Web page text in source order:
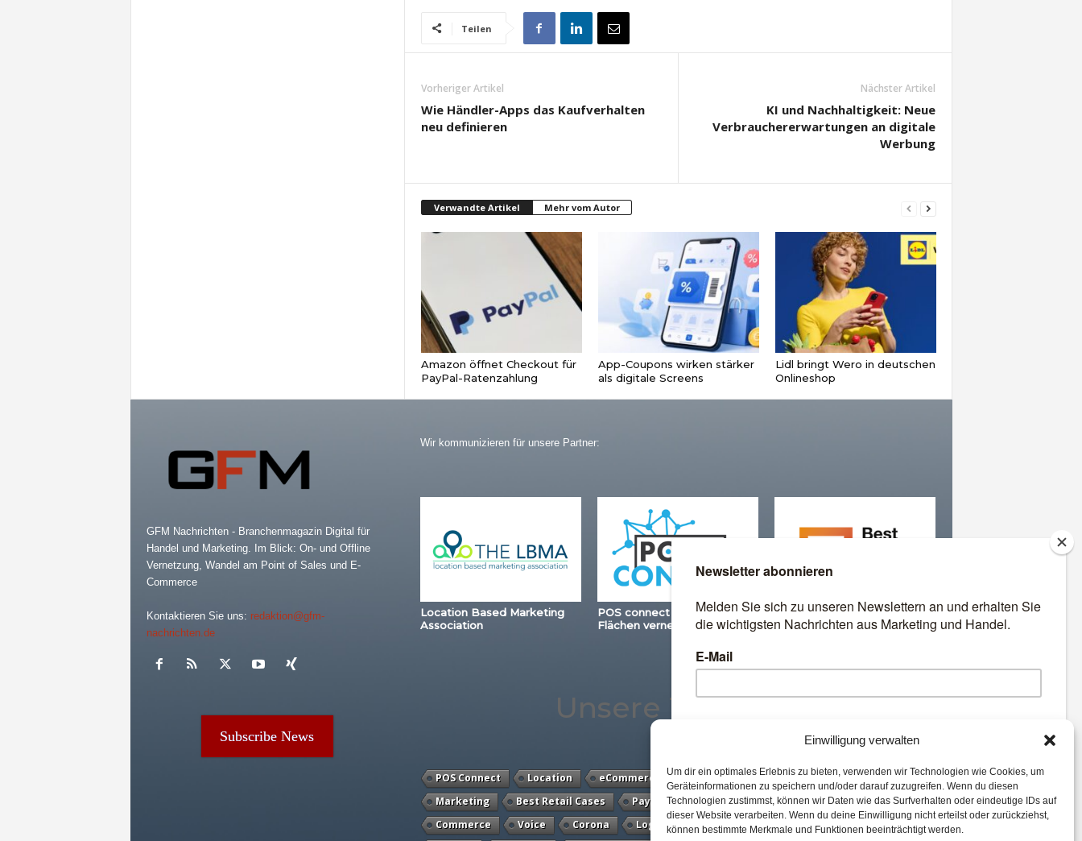
Einwilligung verwalten
Um dir ein optimales Erlebnis zu bieten, verwenden wir Technologien wie Cookies, um
Geräteinformationen zu speichern und/oder darauf zuzugreifen. Wenn du diesen
Technologien zustimmst, können wir Daten wie das Surfverhalten oder eindeutige IDs auf
dieser Website verarbeiten. Wenn du deine Einwilligung nicht erteilst oder zurückziehst,
können bestimmte Merkmale und Funktionen beeinträchtigt werden.
Teilen
Vorheriger Artikel
Wie Händler-Apps das Kaufverhalten
neu definieren
Nächster Artikel
KI und Nachhaltigkeit: Neue
Verbrauchererwartungen an digitale
Werbung
Verwandte Artikel Mehr vom Autor
Amazon öffnet Checkout für
PayPal-Ratenzahlung
App-Coupons wirken stärker
als digitale Screens
Lidl bringt Wero in deutschen
Onlineshop
GFM Nachrichten - Branchenmagazin Digital für
Handel und Marketing. Im Blick: On- und Offline
Vernetzung, Wandel am Point of Sales und E-
Commerce
Kontaktieren Sie uns: redaktion@gfm-
nachrichten.de
Subscribe News
Wir kommunizieren für unsere Partner:
Location Based Marketing
Association
POS connect – Stationäre
Flächen vernetzen
Best Retail Cases: Die
besten Lösungen für Händler
Unsere Themen:
POS Connect Location eCommerce Mobile
Künstliche Intelligenz
Marketing
Best Retail Cases Payment Augmented Reality
Expertenwissen
Commerce
Voice Corona Logistik Digital Studie
Advertising